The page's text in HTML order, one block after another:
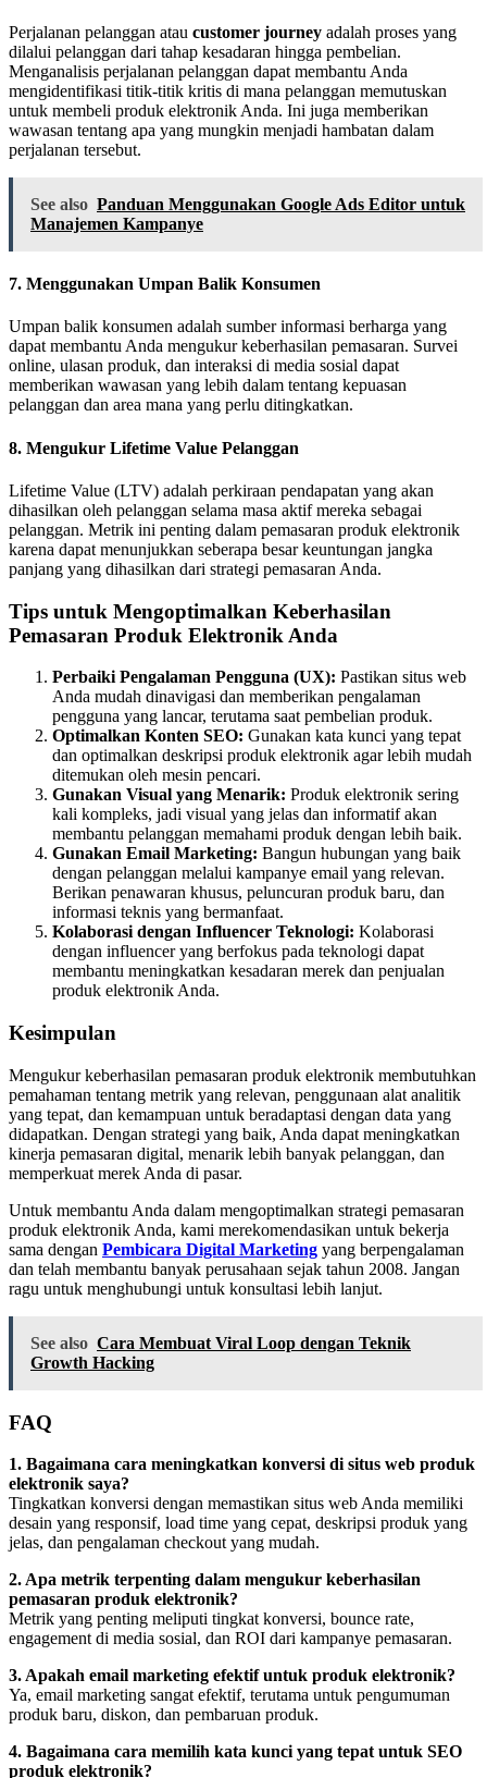
Perjalanan pelanggan atau customer journey adalah proses yang
dilalui pelanggan dari tahap kesadaran hingga pembelian.
Menganalisis perjalanan pelanggan dapat membantu Anda
mengidentifikasi titik-titik kritis di mana pelanggan memutuskan
untuk membeli produk elektronik Anda. Ini juga memberikan
wawasan tentang apa yang mungkin menjadi hambatan dalam
perjalanan tersebut.
See also Panduan Menggunakan Google Ads Editor untuk
Manajemen Kampanye
7. Menggunakan Umpan Balik Konsumen
Umpan balik konsumen adalah sumber informasi berharga yang
dapat membantu Anda mengukur keberhasilan pemasaran. Survei
online, ulasan produk, dan interaksi di media sosial dapat
memberikan wawasan yang lebih dalam tentang kepuasan
pelanggan dan area mana yang perlu ditingkatkan.
8. Mengukur Lifetime Value Pelanggan
Lifetime Value (LTV) adalah perkiraan pendapatan yang akan
dihasilkan oleh pelanggan selama masa aktif mereka sebagai
pelanggan. Metrik ini penting dalam pemasaran produk elektronik
karena dapat menunjukkan seberapa besar keuntungan jangka
panjang yang dihasilkan dari strategi pemasaran Anda.
Tips untuk Mengoptimalkan Keberhasilan
Pemasaran Produk Elektronik Anda
Perbaiki Pengalaman Pengguna (UX): Pastikan situs web
Anda mudah dinavigasi dan memberikan pengalaman
pengguna yang lancar, terutama saat pembelian produk.
Optimalkan Konten SEO: Gunakan kata kunci yang tepat
dan optimalkan deskripsi produk elektronik agar lebih mudah
ditemukan oleh mesin pencari.
Gunakan Visual yang Menarik: Produk elektronik sering
kali kompleks, jadi visual yang jelas dan informatif akan
membantu pelanggan memahami produk dengan lebih baik.
Gunakan Email Marketing: Bangun hubungan yang baik
dengan pelanggan melalui kampanye email yang relevan.
Berikan penawaran khusus, peluncuran produk baru, dan
informasi teknis yang bermanfaat.
Kolaborasi dengan Influencer Teknologi: Kolaborasi
dengan influencer yang berfokus pada teknologi dapat
membantu meningkatkan kesadaran merek dan penjualan
produk elektronik Anda.
Kesimpulan
Mengukur keberhasilan pemasaran produk elektronik membutuhkan
pemahaman tentang metrik yang relevan, penggunaan alat analitik
yang tepat, dan kemampuan untuk beradaptasi dengan data yang
didapatkan. Dengan strategi yang baik, Anda dapat meningkatkan
kinerja pemasaran digital, menarik lebih banyak pelanggan, dan
memperkuat merek Anda di pasar.
Untuk membantu Anda dalam mengoptimalkan strategi pemasaran
produk elektronik Anda, kami merekomendasikan untuk bekerja
sama dengan Pembicara Digital Marketing yang berpengalaman
dan telah membantu banyak perusahaan sejak tahun 2008. Jangan
ragu untuk menghubungi untuk konsultasi lebih lanjut.
See also Cara Membuat Viral Loop dengan Teknik
Growth Hacking
FAQ
1. Bagaimana cara meningkatkan konversi di situs web produk
elektronik saya?
Tingkatkan konversi dengan memastikan situs web Anda memiliki
desain yang responsif, load time yang cepat, deskripsi produk yang
jelas, dan pengalaman checkout yang mudah.
2. Apa metrik terpenting dalam mengukur keberhasilan
pemasaran produk elektronik?
Metrik yang penting meliputi tingkat konversi, bounce rate,
engagement di media sosial, dan ROI dari kampanye pemasaran.
3. Apakah email marketing efektif untuk produk elektronik?
Ya, email marketing sangat efektif, terutama untuk pengumuman
produk baru, diskon, dan pembaruan produk.
4. Bagaimana cara memilih kata kunci yang tepat untuk SEO
produk elektronik?